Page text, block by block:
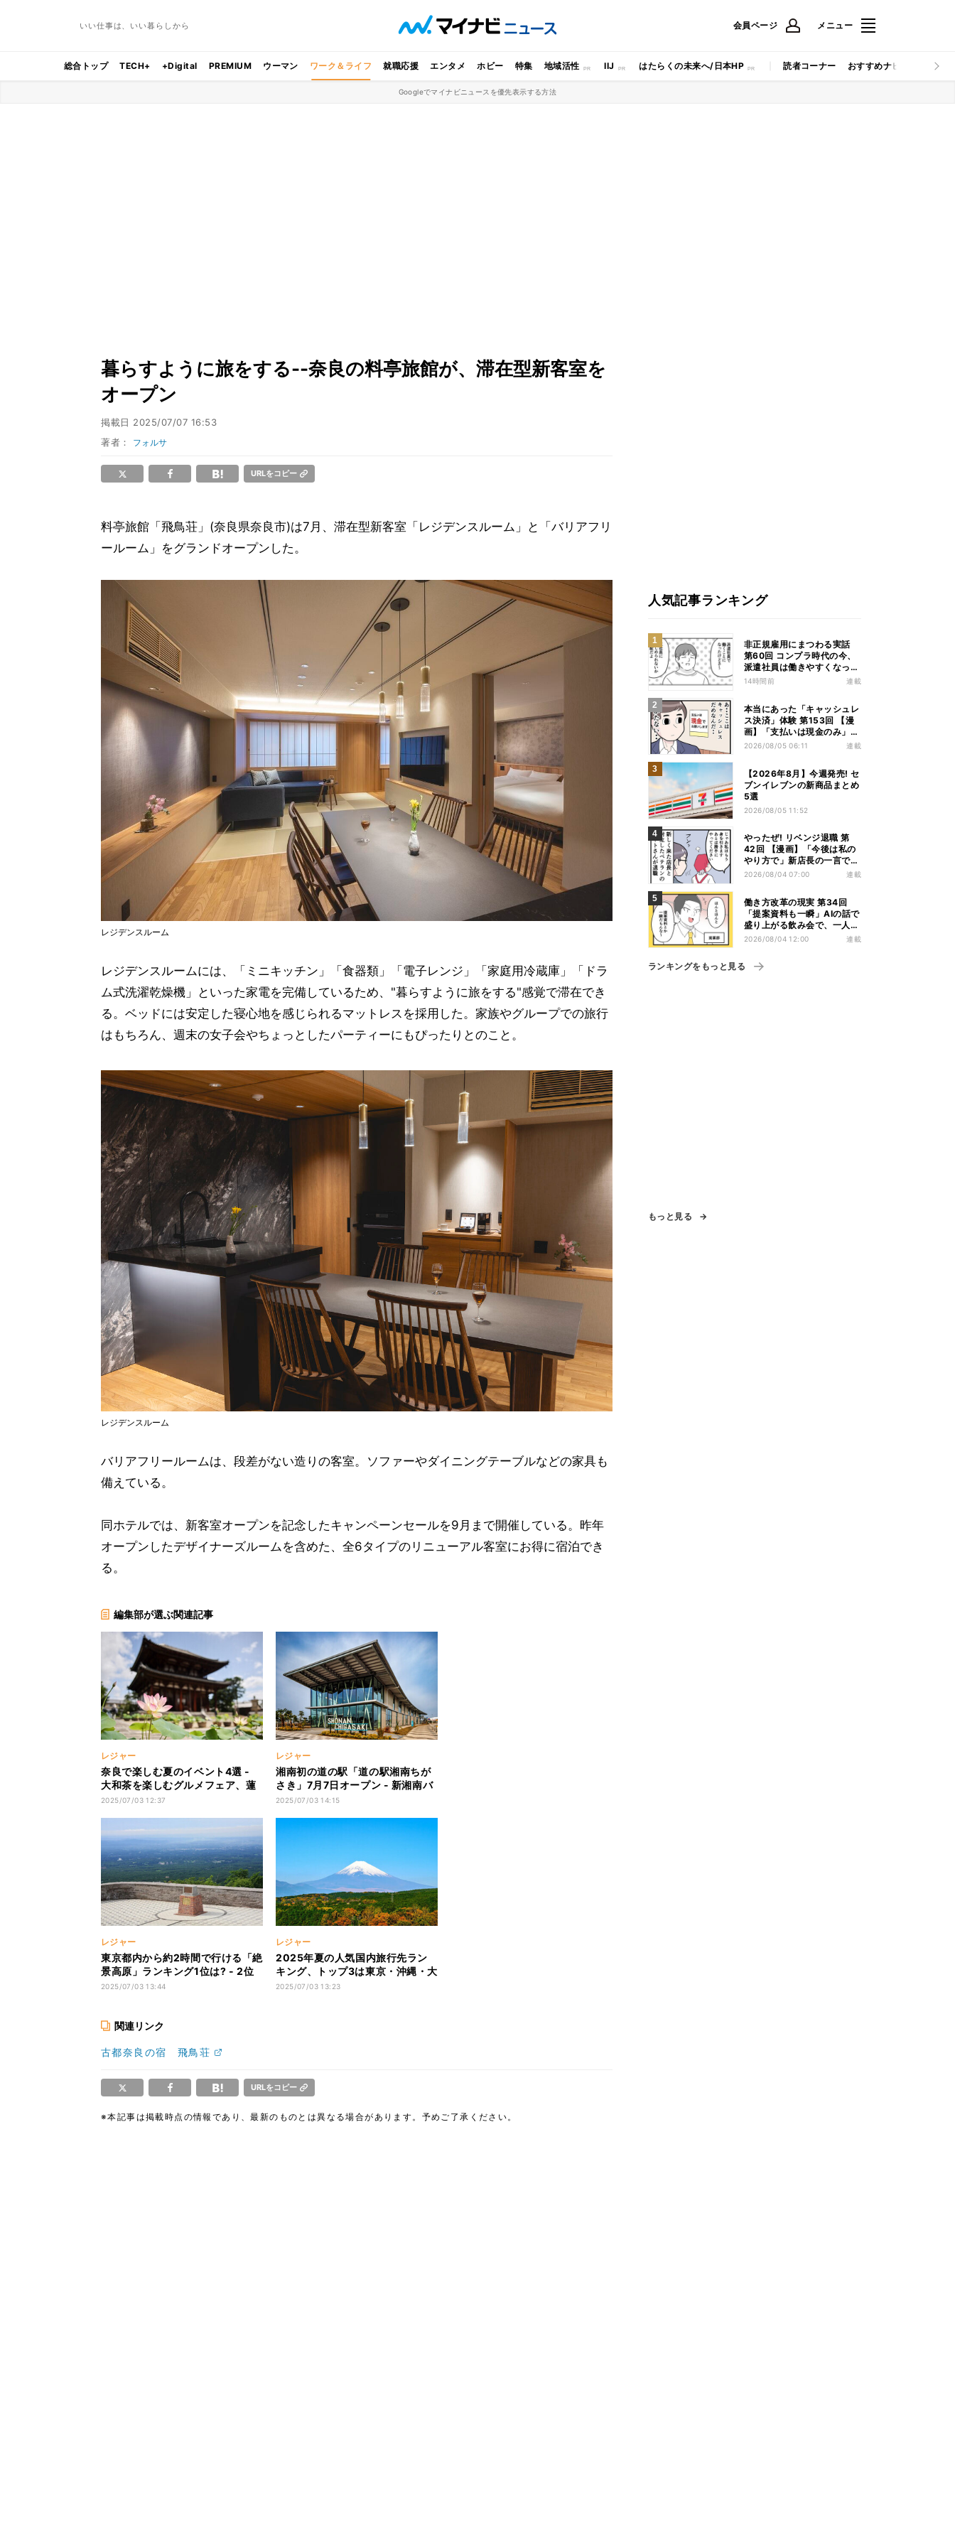
いい仕事は、いい暮らしから 会員ページ メニュー
総合トップ TECH+ +Digital PREMIUM ウーマン ワーク＆ライフ 就職応援 エンタメ ホビー 特集 地域活性 IIJ はたらくの未来へ/日本HP 読者コーナー おすすめナビ マイナビ
Googleでマイナビニュースを優先表示する方法
暮らすように旅をする--奈良の料亭旅館が、滞在型新客室を
オープン
掲載日 2025/07/07 16:53
著者： フォルサ
URLをコピー
料亭旅館「飛鳥荘」(奈良県奈良市)は7月、滞在型新客室「レジデンスルーム」と「バリアフリ
ールーム」をグランドオープンした。
レジデンスルーム
レジデンスルームには、「ミニキッチン」「食器類」「電子レンジ」「家庭用冷蔵庫」「ドラ
ム式洗濯乾燥機」といった家電を完備しているため、"暮らすように旅をする"感覚で滞在でき
る。ベッドには安定した寝心地を感じられるマットレスを採用した。家族やグループでの旅行
はもちろん、週末の女子会やちょっとしたパーティーにもぴったりとのこと。
レジデンスルーム
バリアフリールームは、段差がない造りの客室。ソファーやダイニングテーブルなどの家具も
備えている。
同ホテルでは、新客室オープンを記念したキャンペーンセールを9月まで開催している。昨年
オープンしたデザイナーズルームを含めた、全6タイプのリニューアル客室にお得に宿泊でき
る。
編集部が選ぶ関連記事
レジャー
奈良で楽しむ夏のイベント4選 -
大和茶を楽しむグルメフェア、蓮
が美しい四ヶ寺を巡る旅、夜景観
2025/07/03 12:37
レジャー
湘南初の道の駅「道の駅湘南ちが
さき」7月7日オープン - 新湘南バ
イパス茅ヶ崎海岸I.Cすぐ、湘南の
2025/07/03 14:15
レジャー
東京都内から約2時間で行ける「絶
景高原」ランキング1位は? - 2位
群馬県・玉原高原、3位長野県・富
2025/07/03 13:44
レジャー
2025年夏の人気国内旅行先ラン
キング、トップ3は東京・沖縄・大
阪 - 穴場の旅行先はどこ? お盆期
2025/07/03 13:23
関連リンク
古都奈良の宿 飛鳥荘
URLをコピー
※本記事は掲載時点の情報であり、最新のものとは異なる場合があります。予めご了承ください。
人気記事ランキング
非正規雇用にまつわる実話
第60回 コンプラ時代の今、
派遣社員は働きやすくなっ
た?
14時間前 連載
本当にあった「キャッシュレ
ス決済」体験 第153回 【漫
画】「支払いは現金のみ」と
分かっていたのに……会計で
2026/08/05 06:11 連載
【2026年8月】今週発売! セ
ブンイレブンの新商品まとめ
5選
2026/08/05 11:52
やったぜ! リベンジ退職 第
42回 【漫画】「今後は私の
やり方で」新店長の一言でベ
テラン退職→崩壊した現場
2026/08/04 07:00 連載
働き方改革の現実 第34回
「提案資料も一瞬」AIの話で
盛り上がる飲み会で、一人だ
け笑えなかった理由
2026/08/04 12:00 連載
ランキングをもっと見る
もっと見る